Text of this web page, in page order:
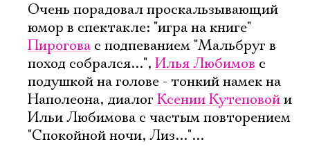
Очень порадовал проскальзывающий
юмор в спектакле: "игра на книге"
Пирогова с подпеванием "Мальбруг в
поход собрался...", Илья Любимов с
подушкой на голове - тонкий намек на
Наполеона, диалог Ксении Кутеповойи
Ильи Любимова с частым повторением
"Спокойной ночи, Лиз..."...
Имя
Ознакомиться